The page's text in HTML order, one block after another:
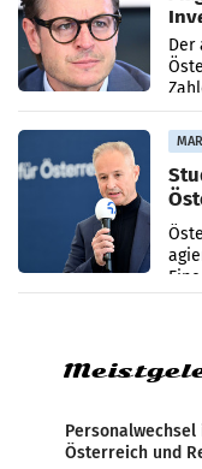
Der
Österreich und